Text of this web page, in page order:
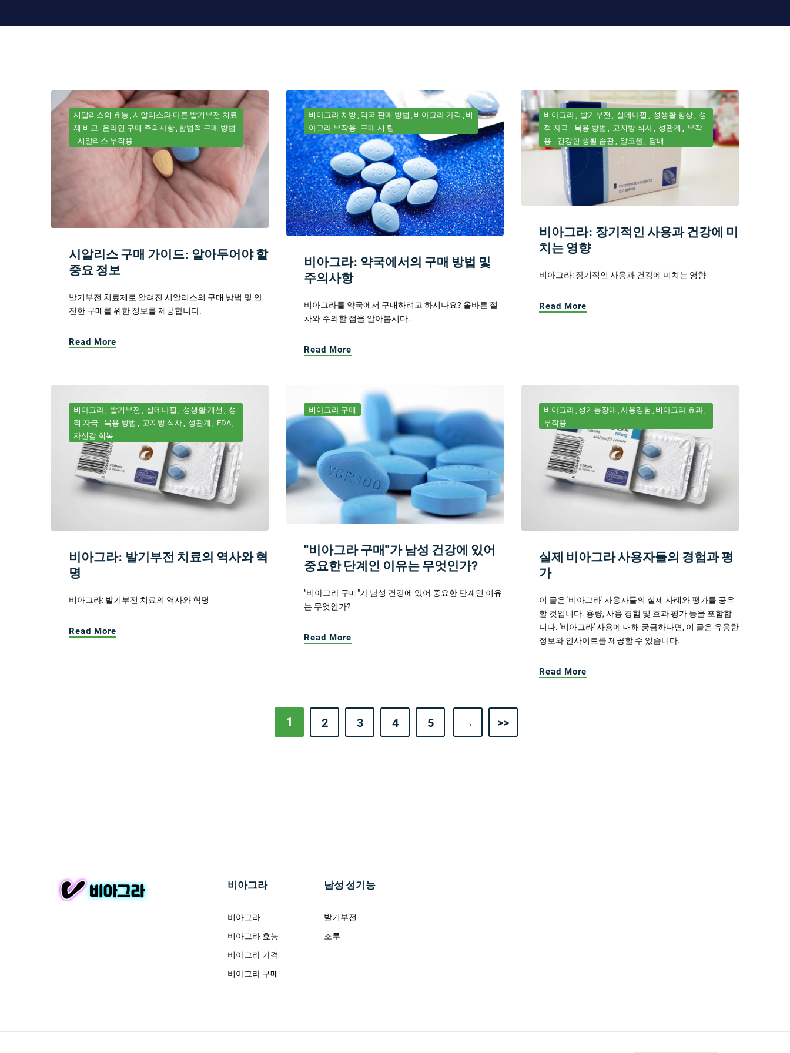
시알리스의 효능 시알리스와 다른 발기부전 치료
제 비교 온라인 구매 주의사항 합법적 구매 방법
시알리스 부작용
시알리스 구매 가이드: 알아두어야 할
중요 정보
발기부전 치료제로 알려진 시알리스의 구매 방법 및 안
전한 구매를 위한 정보를 제공합니다.
Read More
비아그라 처방 약국 판매 방법 비아그라 가격
비
아그라 부작용 구매 시 팁
비아그라: 약국에서의 구매 방법 및
주의사항
비아그라를 약국에서 구매하려고 하시나요? 올바른 절
차와 주의할 점을 알아봅시다.
Read More
비아그라 발기부전 실데나필 성생활 향상
성
적 자극
복용 방법 고지방 식사 성관계
부작
용
건강한 생활 습관 알코올 담배
비아그라: 장기적인 사용과 건강에 미
치는 영향
비아그라: 장기적인 사용과 건강에 미치는 영향
Read More
비아그라 발기부전 실데나필 성생활 개선
성
적 자극
복용 방법 고지방 식사 성관계
FDA
자신감 회복
비아그라: 발기부전 치료의 역사와 혁
명
비아그라: 발기부전 치료의 역사와 혁명
Read More
비아그라 구매
"비아그라 구매"가 남성 건강에 있어
중요한 단계인 이유는 무엇인가?
"비아그라 구매"가 남성 건강에 있어 중요한 단계인 이유
는 무엇인가?
Read More
비아그라 성기능장애 사용경험
비아그라 효과
부작용
실제 비아그라 사용자들의 경험과 평
가
이 글은 '비아그라' 사용자들의 실제 사례와 평가를 공유
할 것입니다. 용량, 사용 경험 및 효과 평가 등을 포함합
니다. '비아그라' 사용에 대해 궁금하다면, 이 글은 유용한
정보와 인사이트를 제공할 수 있습니다.
Read More
1 2 3 4 5 → >>
비아그라
비아그라
비아그라 효능
비아그라 가격
비아그라 구매
남성 성기능
발기부전
조루